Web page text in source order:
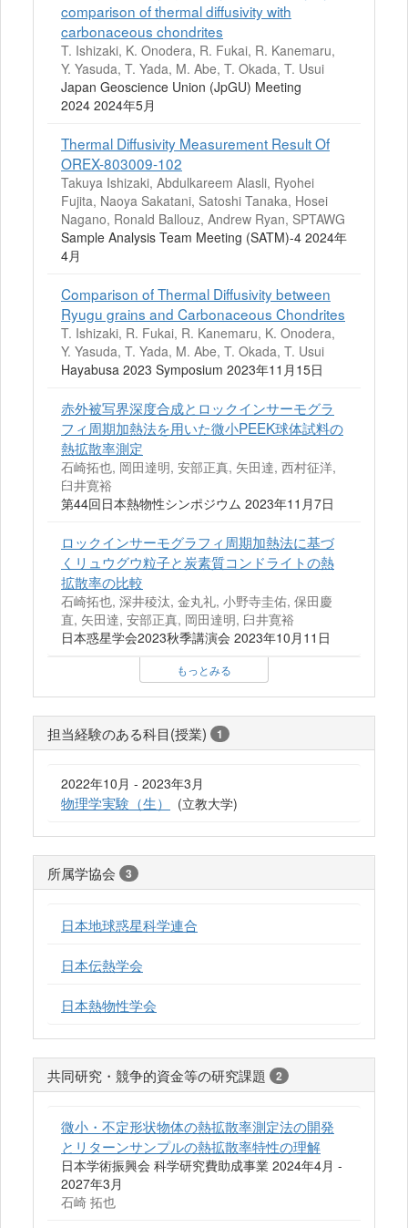
comparison of thermal diffusivity with
carbonaceous chondrites
T. Ishizaki, K. Onodera, R. Fukai, R. Kanemaru,
Y. Yasuda, T. Yada, M. Abe, T. Okada, T. Usui
Japan Geoscience Union (JpGU) Meeting
2024 2024年5月
Thermal Diffusivity Measurement Result Of
OREX-803009-102
Takuya Ishizaki, Abdulkareem Alasli, Ryohei
Fujita, Naoya Sakatani, Satoshi Tanaka, Hosei
Nagano, Ronald Ballouz, Andrew Ryan, SPTAWG
Sample Analysis Team Meeting (SATM)-4 2024年
4月
Comparison of Thermal Diffusivity between
Ryugu grains and Carbonaceous Chondrites
T. Ishizaki, R. Fukai, R. Kanemaru, K. Onodera,
Y. Yasuda, T. Yada, M. Abe, T. Okada, T. Usui
Hayabusa 2023 Symposium 2023年11月15日
赤外被写界深度合成とロックインサーモグラ
フィ周期加熱法を用いた微小PEEK球体試料の
熱拡散率測定
石崎拓也, 岡田達明, 安部正真, 矢田達, 西村征洋,
臼井寛裕
第44回日本熱物性シンポジウム 2023年11月7日
ロックインサーモグラフィ周期加熱法に基づ
くリュウグウ粒子と炭素質コンドライトの熱
拡散率の比較
石崎拓也, 深井稜汰, 金丸礼, 小野寺圭佑, 保田慶
直, 矢田達, 安部正真, 岡田達明, 臼井寛裕
日本惑星学会2023秋季講演会 2023年10月11日
もっとみる
担当経験のある科目(授業) 1
2022年10月 - 2023年3月
物理学実験（生） (立教大学)
所属学協会 3
日本地球惑星科学連合
日本伝熱学会
日本熱物性学会
共同研究・競争的資金等の研究課題 2
微小・不定形状物体の熱拡散率測定法の開発
とリターンサンプルの熱拡散率特性の理解
日本学術振興会 科学研究費助成事業 2024年4月 -
2027年3月
石崎 拓也